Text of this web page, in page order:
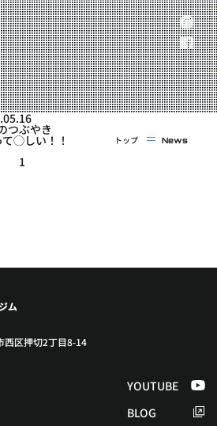
会チケット購入
キャンペーン
実戦コース
料金システム
選手紹介
よくある質問
ットネスコース
料金システム
ビフォーアフター
BLOG
トップ News
つぶやき
て◯しい！！
1
区押切2丁目8-14
YOUTUBE
BLOG